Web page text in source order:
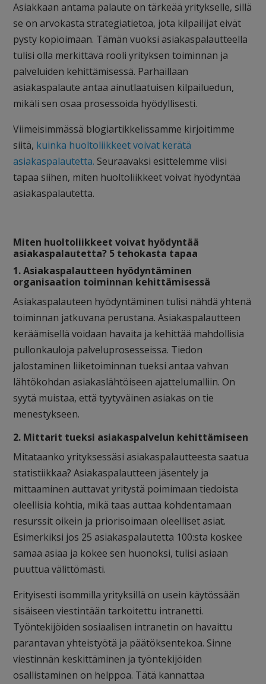
Asiakkaan antama palaute on tärkeää yritykselle, sillä
se on arvokasta strategiatietoa, jota kilpailijat eivät
pysty kopioimaan. Tämän vuoksi asiakaspalautteella
tulisi olla merkittävä rooli yrityksen toiminnan ja
palveluiden kehittämisessä. Parhaillaan
asiakaspalaute antaa ainutlaatuisen kilpailuedun,
mikäli sen osaa prosessoida hyödyllisesti.
Viimeisimmässä blogiartikkelissamme kirjoitimme
siitä, kuinka huoltoliikkeet voivat kerätä
asiakaspalautetta. Seuraavaksi esittelemme viisi
tapaa siihen, miten huoltoliikkeet voivat hyödyntää
asiakaspalautetta.
Miten huoltoliikkeet voivat hyödyntää
asiakaspalautetta? 5 tehokasta tapaa
1. Asiakaspalautteen hyödyntäminen
organisaation toiminnan kehittämisessä
Asiakaspalauteen hyödyntäminen tulisi nähdä yhtenä
toiminnan jatkuvana perustana. Asiakaspalautteen
keräämisellä voidaan havaita ja kehittää mahdollisia
pullonkauloja palveluprosesseissa. Tiedon
jalostaminen liiketoiminnan tueksi antaa vahvan
lähtökohdan asiakaslähtöiseen ajattelumalliin. On
syytä muistaa, että tyytyväinen asiakas on tie
menestykseen.
2. Mittarit tueksi asiakaspalvelun kehittämiseen
Mitataanko yrityksessäsi asiakaspalautteesta saatua
statistiikkaa? Asiakaspalautteen jäsentely ja
mittaaminen auttavat yritystä poimimaan tiedoista
oleellisia kohtia, mikä taas auttaa kohdentamaan
resurssit oikein ja priorisoimaan oleelliset asiat.
Esimerkiksi jos 25 asiakaspalautetta 100:sta koskee
samaa asiaa ja kokee sen huonoksi, tulisi asiaan
puuttua välittömästi.
Erityisesti isommilla yrityksillä on usein käytössään
sisäiseen viestintään tarkoitettu intranetti.
Työntekijöiden sosiaalisen intranetin on havaittu
parantavan yhteistyötä ja päätöksentekoa. Sinne
viestinnän keskittäminen ja työntekijöiden
osallistaminen on helppoa. Tätä kannattaa